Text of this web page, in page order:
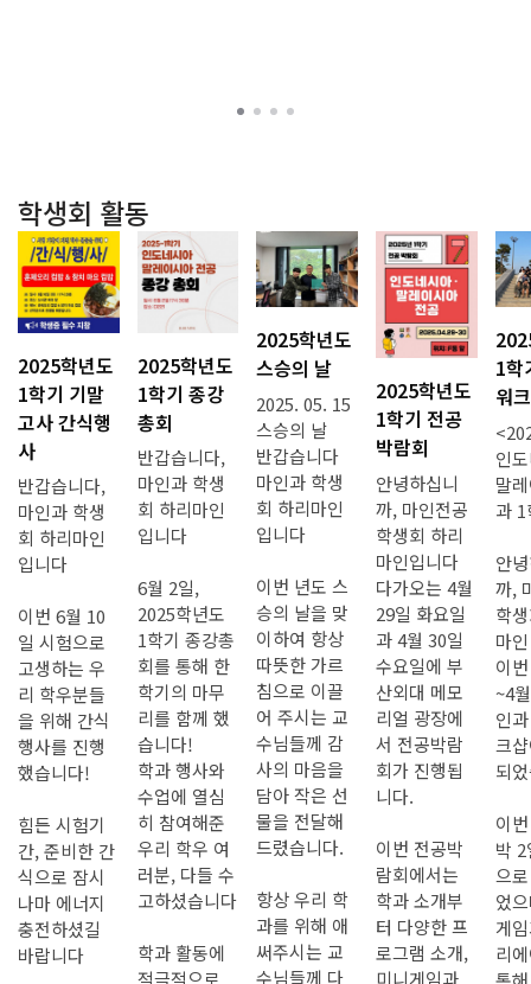
학생회 활동
2025학년도
1학기 기말
고사 간식행
사
반갑습니다,
마인과 학생
회 하리마인
입니다
이번 6월 10
일 시험으로
고생하는 우
리 학우분들
을 위해 간식
행사를 진행
했습니다!
힘든 시험기
간, 준비한 간
식으로 잠시
나마 에너지
충전하셨길
바랍니다
2025학년도
1학기 종강
총회
반갑습니다,
마인과 학생
회 하리마인
입니다
6월 2일,
2025학년도
1학기 종강총
회를 통해 한
학기의 마무
리를 함께 했
습니다!
학과 행사와
수업에 열심
히 참여해준
우리 학우 여
러분, 다들 수
고하셨습니다
학과 활동에
2025학년도
스승의 날
2025. 05. 15
스승의 날
반갑습니다
마인과 학생
회 하리마인
입니다
이번 년도 스
승의 날을 맞
이하여 항상
따뜻한 가르
침으로 이끌
어 주시는 교
수님들께 감
사의 마음을
담아 작은 선
물을 전달해
드렸습니다.
항상 우리 학
과를 위해 애
써주시는 교
수님들께 다
2025학년도
1학기 전공
박람회
안녕하십니
까, 마인전공
학생회 하리
마인입니다
다가오는 4월
29일 화요일
과 4월 30일
수요일에 부
산외대 메모
리얼 광장에
서 전공박람
회가 진행됩
니다.
이번 전공박
람회에서는
학과 소개부
터 다양한 프
로그램 소개,
미니게임과
1학
워
인
말
과
안
까,
학
마
이
~4
인
크
되
이
박
으
었
게
리